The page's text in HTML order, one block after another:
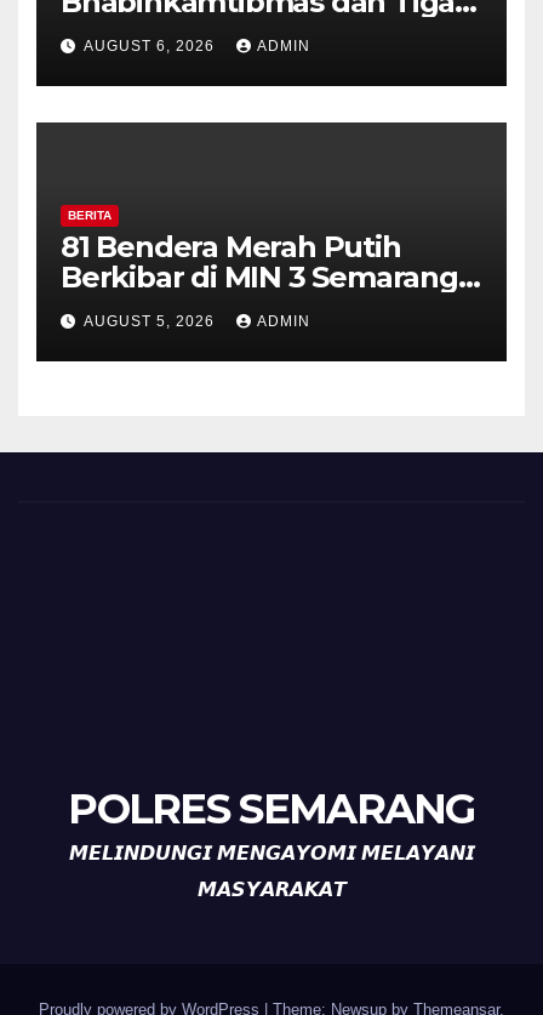
Pilar Kelurahan Ungaran
Perkuat Kamtibmas, Warga
Diajak Aktifkan Ronda
AUGUST 6, 2026 ADMIN
BERITA
81 Bendera Merah Putih
Berkibar di MIN 3 Semarang,
Bhabinkamtibmas Desa
Timpik Hadiri Peringatan
HUT ke-81 Kemerdekaan RI
AUGUST 5, 2026 ADMIN
POLRES SEMARANG
𝙈𝙀𝙇𝙄𝙉𝘿𝙐𝙉𝙂𝙄 𝙈𝙀𝙉𝙂𝘼𝙔𝙊𝙈𝙄 𝙈𝙀𝙇𝘼𝙔𝘼𝙉𝙄
𝙈𝘼𝙎𝙔𝘼𝙍𝘼𝙆𝘼𝙏
Proudly powered by WordPress Theme: Newsup by Themeansar.